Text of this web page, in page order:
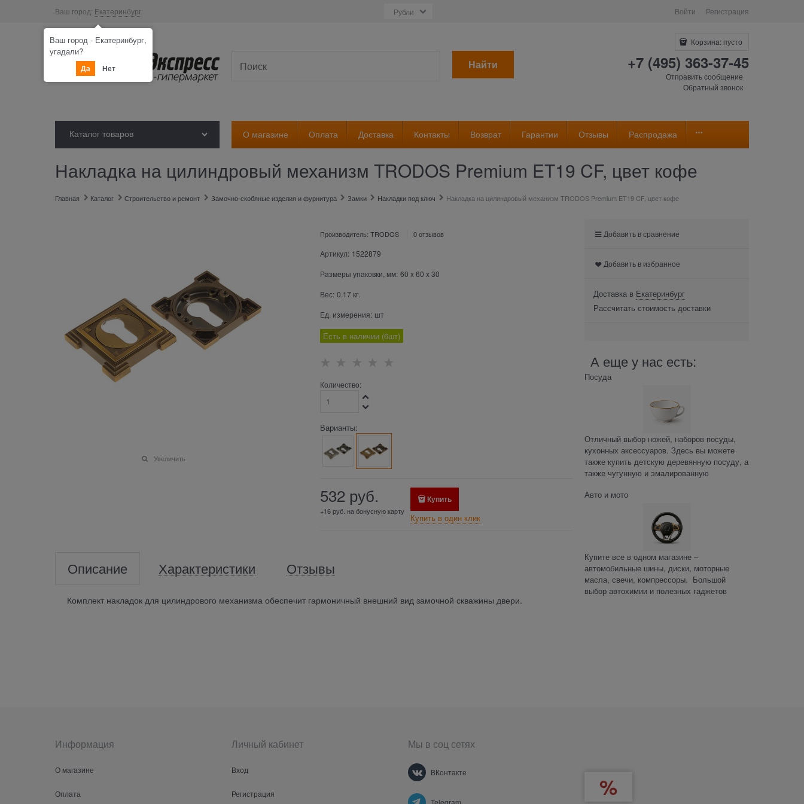
Ваш город: Екатеринбург Войти Регистрация
Найти
Корзина: пусто
+7 (495) 363-37-45
Отправить сообщение
Обратный звонок
Каталог товаров О магазине Оплата Доставка Контакты Возврат Гарантии Отзывы Распродажа
Накладка на цилиндровый механизм TRODOS Premium ET19 CF, цвет кофе
Главная Каталог Строительство и ремонт Замочно-скобяные изделия и фурнитура Замки Накладки под ключ Накладка на цилиндровый механизм TRODOS Premium ET19 CF, цвет кофе
Увеличить
Производитель: TRODOS 0 отзывов
Артикул: 1522879
Размеры упаковки, мм: 60 x60 x30
Вес: 0.17 кг.
Ед. измерения: шт
Есть в наличии (6шт)
Количество:
Варианты:
532 руб.
+16 руб. на бонусную карту
Купить
Купить в один клик
Описание Характеристики Отзывы
Комплект накладок для цилиндрового механизма обеспечит гармоничный внешний вид замочной скважины двери.
Добавить в сравнение
Добавить в избранное
Доставка в Екатеринбург
Рассчитать стоимость доставки
А еще у нас есть:
Посуда
Отличный выбор ножей, наборов посуды,
кухонных аксессуаров. Здесь вы можете
также купить детскую деревянную посуду, а
также чугунную и эмалированную
Авто и мото
Купите все в одном магазине –
автомобильные шины, диски, моторные
масла, свечи, компрессоры. Большой
выбор автохимии и полезных гаджетов
Информация
О магазине
Оплата
Личный кабинет
Вход
Регистрация
Мы в соц сетях
ВКонтакте
Ваш город - Екатеринбург,
угадали?
Да Нет